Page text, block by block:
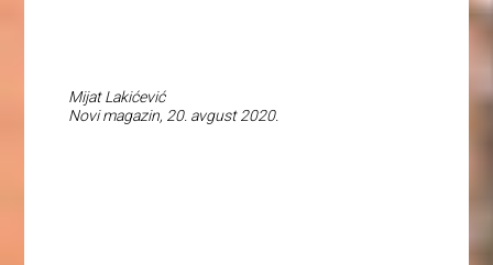
Mijat Lakićević
Novi magazin, 20. avgust 2020.